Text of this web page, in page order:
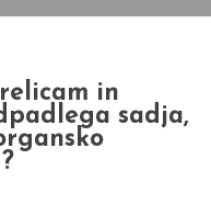
in
sadja,